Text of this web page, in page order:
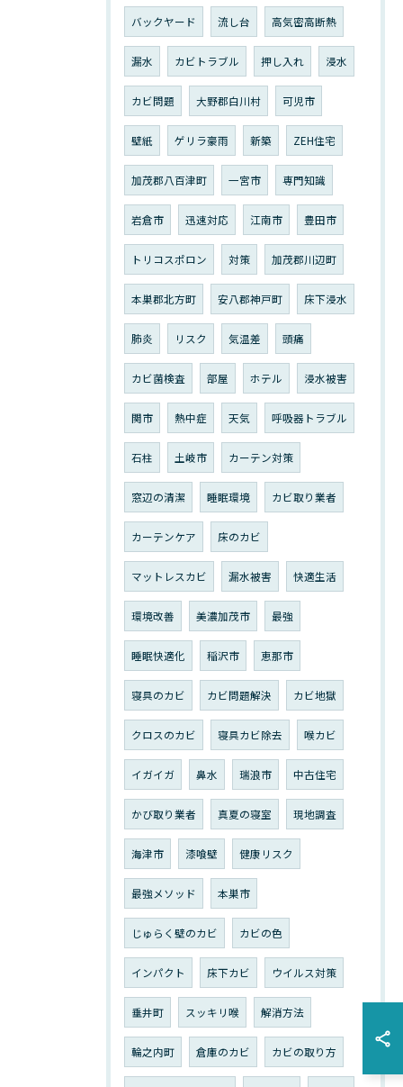
バックヤード 流し台 高気密高断熱
漏水 カビトラブル 押し入れ 浸水
カビ問題 大野郡白川村 可児市
壁紙 ゲリラ豪雨 新築 ZEH住宅
加茂郡八百津町 一宮市 専門知識
岩倉市 迅速対応 江南市 豊田市
トリコスポロン 対策 加茂郡川辺町
本巣郡北方町 安八郡神戸町 床下浸水
肺炎 リスク 気温差 頭痛
カビ菌検査 部屋 ホテル 浸水被害
関市 熱中症 天気 呼吸器トラブル
石柱 土岐市 カーテン対策
窓辺の清潔 睡眠環境 カビ取り業者
カーテンケア 床のカビ
マットレスカビ 漏水被害 快適生活
環境改善 美濃加茂市 最強
睡眠快適化 稲沢市 恵那市
寝具のカビ カビ問題解決 カビ地獄
クロスのカビ 寝具カビ除去 喉カビ
イガイガ 鼻水 瑞浪市 中古住宅
かび取り業者 真夏の寝室 現地調査
海津市 漆喰壁 健康リスク
最強メソッド 本巣市
じゅらく壁のカビ カビの色
インパクト 床下カビ ウイルス対策
垂井町 スッキリ喉 解消方法
輪之内町 倉庫のカビ カビの取り方